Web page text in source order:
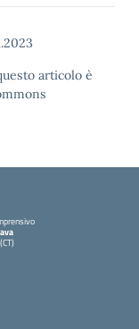
articolo è